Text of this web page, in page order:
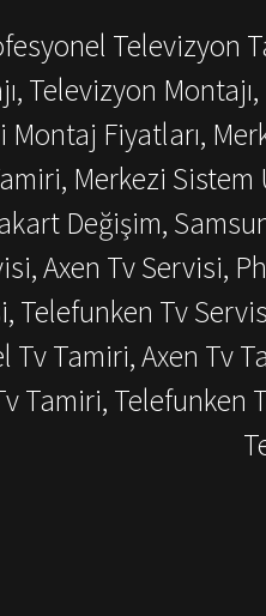
Televizyon
Televizyon
Montaj Fiyatları,
Merkezi
Değişim,
Axen Tv Servisi,
Telefunken Tv
Tv Tamiri, Axen Tv
Tamiri, Telefunken